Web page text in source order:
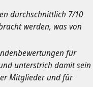
durchschnittlich 7/10
werden, was von
für
unterstrich damit sein
Mitglieder und für